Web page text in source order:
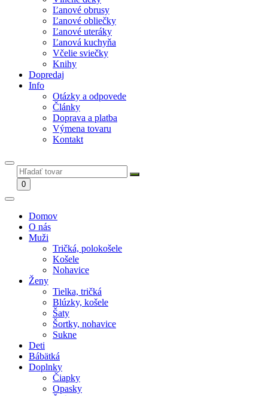
Ľanové obrusy
Ľanové obliečky
Ľanové uteráky
Ľanová kuchyňa
Včelie sviečky
Knihy
Dopredaj
Info
Otázky a odpovede
Články
Doprava a platba
Výmena tovaru
Kontakt
0
Domov
O nás
Muži
Tričká, polokošele
Košele
Nohavice
Ženy
Tielka, tričká
Blúzky, košele
Šaty
Šortky, nohavice
Sukne
Deti
Bábätká
Doplnky
Čiapky
Opasky